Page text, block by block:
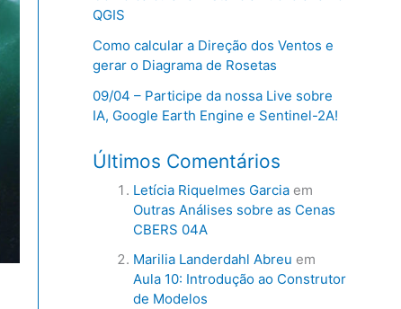
QGIS
Como calcular a Direção dos Ventos e
gerar o Diagrama de Rosetas
09/04 – Participe da nossa Live sobre
IA, Google Earth Engine e Sentinel-2A!
Últimos Comentários
Letícia Riquelmes Garciaem
Outras Análises sobre as Cenas
CBERS 04A
Marilia Landerdahl Abreu em
Aula 10: Introdução ao Construtor
de Modelos